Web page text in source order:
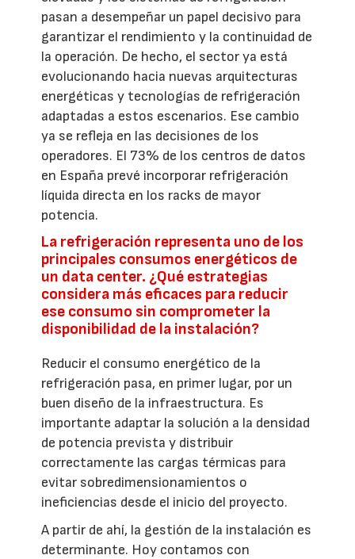
pasan a desempeñar un papel decisivo para
garantizar el rendimiento y la continuidad de
la operación. De hecho, el sector ya está
evolucionando hacia nuevas arquitecturas
energéticas y tecnologías de refrigeración
adaptadas a estos escenarios. Ese cambio
ya se refleja en las decisiones de los
operadores. El 73% de los centros de datos
en España prevé incorporar refrigeración
líquida directa en los racks de mayor
potencia.
La refrigeración representa uno de los
principales consumos energéticos de
un data center. ¿Qué estrategias
considera más eficaces para reducir
ese consumo sin comprometer la
disponibilidad de la instalación?
Reducir el consumo energético de la
refrigeración pasa, en primer lugar, por un
buen diseño de la infraestructura. Es
importante adaptar la solución a la densidad
de potencia prevista y distribuir
correctamente las cargas térmicas para
evitar sobredimensionamientos o
ineficiencias desde el inicio del proyecto.
A partir de ahí, la gestión de la instalación es
determinante. Hoy contamos con